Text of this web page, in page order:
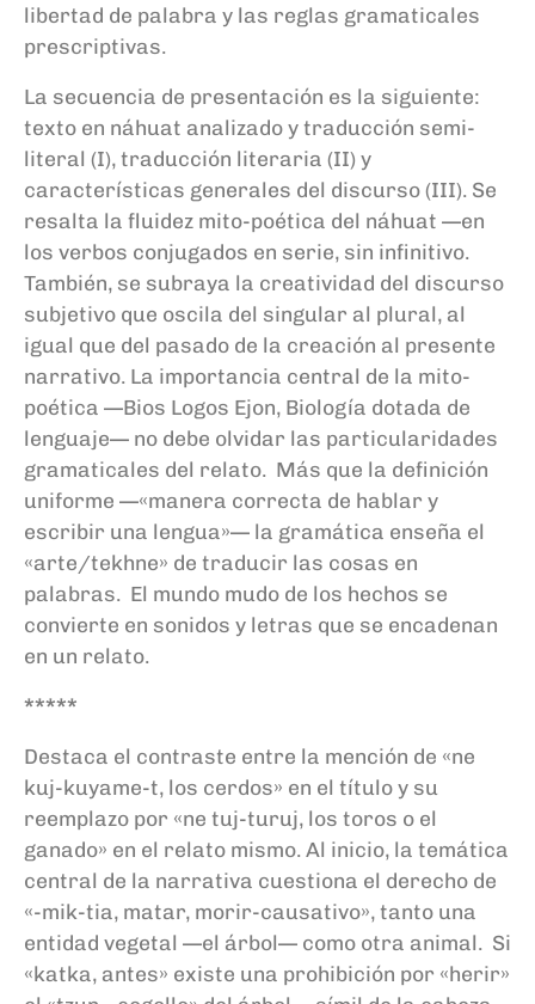
libertad de palabra y las reglas gramaticales
prescriptivas.
La secuencia de presentación es la siguiente:
texto en náhuat analizado y traducción semi-
literal (I), traducción literaria (II) y
características generales del discurso (III). Se
resalta la fluidez mito-poética del náhuat —en
los verbos conjugados en serie, sin infinitivo.
También, se subraya la creatividad del discurso
subjetivo que oscila del singular al plural, al
igual que del pasado de la creación al presente
narrativo. La importancia central de la mito-
poética —Bios Logos Ejon, Biología dotada de
lenguaje— no debe olvidar las particularidades
gramaticales del relato. Más que la definición
uniforme —«manera correcta de hablar y
escribir una lengua»— la gramática enseña el
«arte/tekhne» de traducir las cosas en
palabras. El mundo mudo de los hechos se
convierte en sonidos y letras que se encadenan
en un relato.
*****
Destaca el contraste entre la mención de «ne
kuj-kuyame-t, los cerdos» en el título y su
reemplazo por «ne tuj-turuj, los toros o el
ganado» en el relato mismo. Al inicio, la temática
central de la narrativa cuestiona el derecho de
«-mik-tia, matar, morir-causativo», tanto una
entidad vegetal —el árbol— como otra animal. Si
«katka, antes» existe una prohibición por «herir»